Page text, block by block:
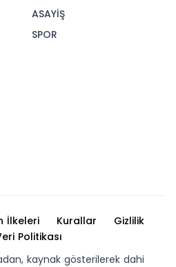
ASAYİŞ
SPOR
İlkeleri Kurallar
Gizlilik
Politikası
kaynak gösterilerek dahi